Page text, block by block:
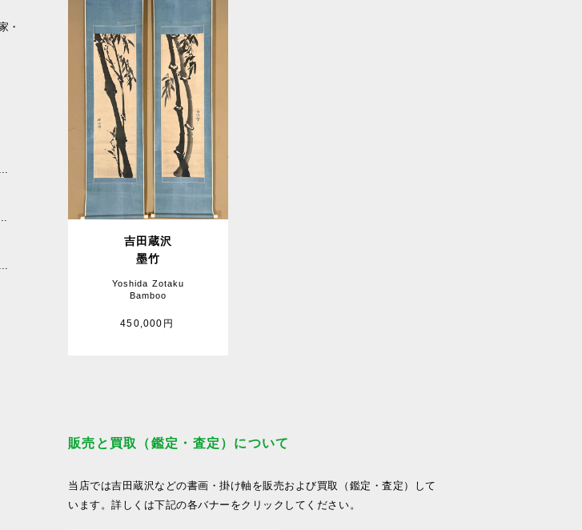
・
吉田蔵沢
墨竹
Yoshida Zotaku
Bamboo
450,000円
販売と買取（鑑定・査定）について
当店では吉田蔵沢などの書画・掛け軸を販売および買取（鑑定・査定）して
います。詳しくは下記の各バナーをクリックしてください。